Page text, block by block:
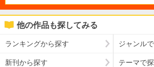
他の作品も探してみる
ランキングから探す ジャンル
新刊から探す テーマで